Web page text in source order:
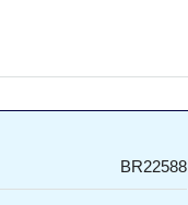
BR22588